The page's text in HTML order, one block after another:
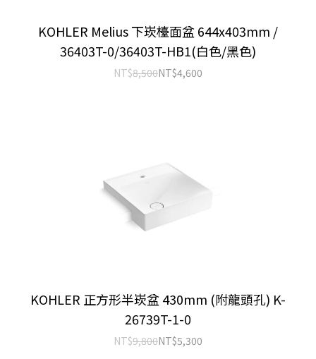
KOHLER Melius 下崁檯面盆 644x403mm /
36403T-0/36403T-HB1(白色/黑色)
NT$8,500NT$4,600
KOHLER 正方形半崁盆 430mm (附龍頭孔) K-
26739T-1-0
NT$9,800NT$5,300